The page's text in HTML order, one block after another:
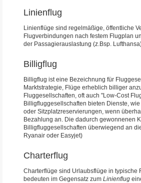
Linienflug
Linienflüge sind regelmäßige, öffentliche
Flugverbindungen nach festem Flugplan
der Passagierauslastung (z.Bsp.
Billigflug
Billigflug ist eine Bezeichnung für
Marktstrategie, Flüge erheblich billiger
Fluggesellschaften, oft auch "Low-Cost
Billigfluggesellschaften bieten Dienste,
oder Sitzplatzreservierungen, wenn
Bezahlung an. Die dadurch gewonnenen
Billigfluggesellschaften überwiegend an
Ryanair oder Easyjet)
Charterflug
Charterflüge sind Urlaubsflüge in typische
bedeuten im Gegensatz zum Linienflug